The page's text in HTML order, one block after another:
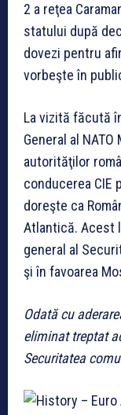
2 a reţea
statului după
dovezi pentru
vorbeşte în
La vizită făcută
General al
autorităţilor
conducerea CIE
doreşte ca
Atlantică. Acest
general al
şi în favoarea
Odată cu
eliminat treptat
Securitatea